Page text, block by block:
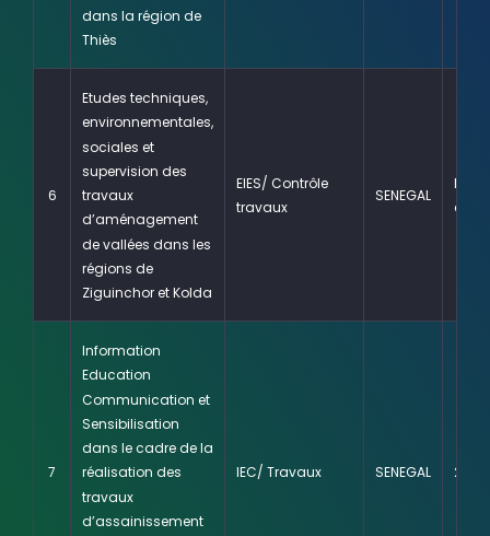
dans la région de
Thiès
6
Etudes techniques,
environnementales,
sociales et
supervision des
travaux
d’aménagement
de vallées dans les
régions de
Ziguinchor et Kolda
EIES/ Contrôle
travaux
SENEGAL
Mars
en
7
Information
Education
Communication et
Sensibilisation
dans le cadre de la
réalisation des
travaux
d’assainissement
IEC/ Travaux SENEGAL 2017